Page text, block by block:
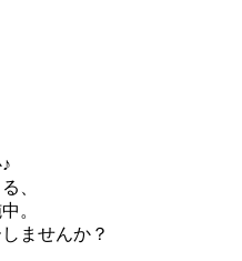
、
。
ませんか？